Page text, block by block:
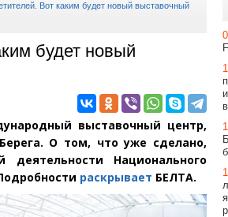
Вот каким будет новый выставочный
будет новый
выставочный центр,
О том, что уже сделано,
деятельности Национального
раскрывает БЕЛТА.